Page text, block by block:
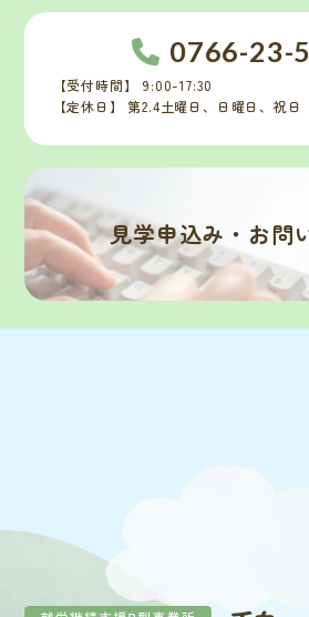
0766-23-
【受付時間】 9:00-17:30
【定休日】 第2.4土曜日、日曜日、祝日
見学申込み・お問